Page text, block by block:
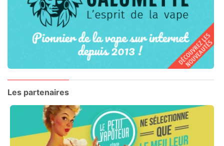
Les partenaires